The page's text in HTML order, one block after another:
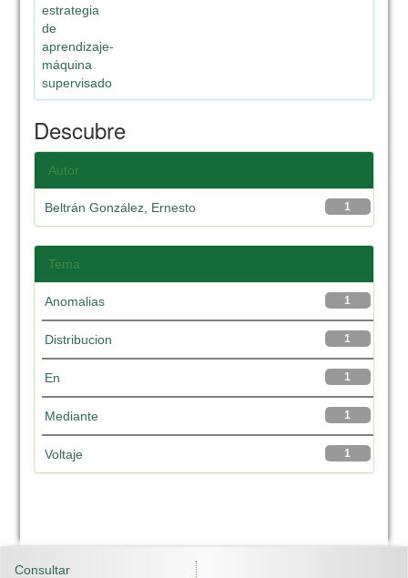
estrategia
de
aprendizaje-
máquina
supervisado
Descubre
Autor
1
Beltrán González, Ernesto
Tema
1
Anomalias
1
Distribucion
1
En
1
Mediante
1
Voltaje
Consultar